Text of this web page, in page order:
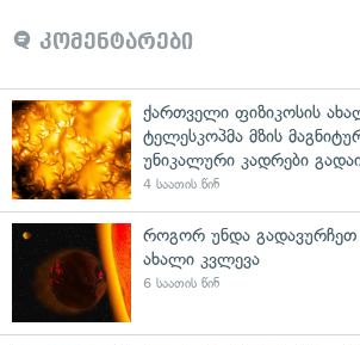
კომენტარები
ქართველი ფიზიკოსის
ტელესკოპმა მზის
უნიკალური კადრები
4 საათის წინ
როგორ უნდა
ახალი კვლევა
6 საათის წინ